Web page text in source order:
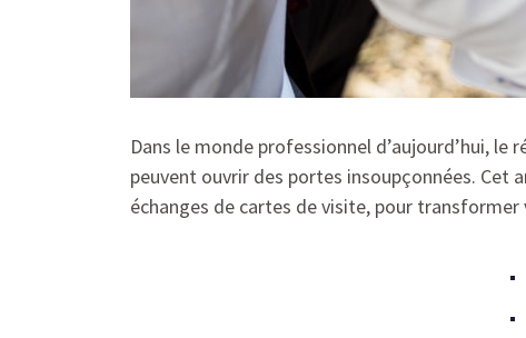
Dans le monde professionnel d’aujourd’hui,
peuvent ouvrir des portes insoupçonnées. Cet
échanges de cartes de visite, pour